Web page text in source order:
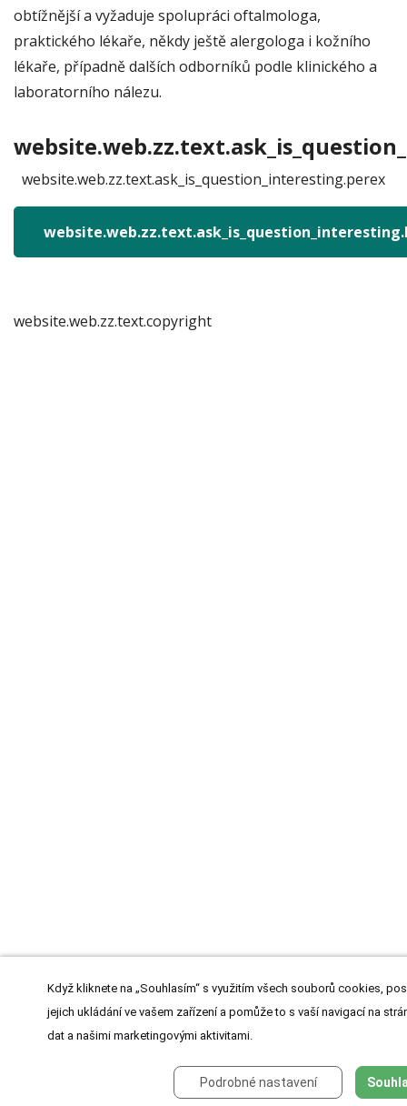
obtížnější a vyžaduje spolupráci oftalmologa,
praktického lékaře, někdy ještě alergologa i kožního
lékaře, případně dalších odborníků podle klinického a
laboratorního nálezu.
website.web.zz.text.ask_is_question_interesting.perex
website.web.zz.text.copyright
Když kliknete na „Souhlasím“ s využitím všech souborů cookies,
jejich ukládání ve vašem zařízení a pomůže to s vaší navigací na
dat a našimi marketingovými aktivitami.
Podrobné nastavení